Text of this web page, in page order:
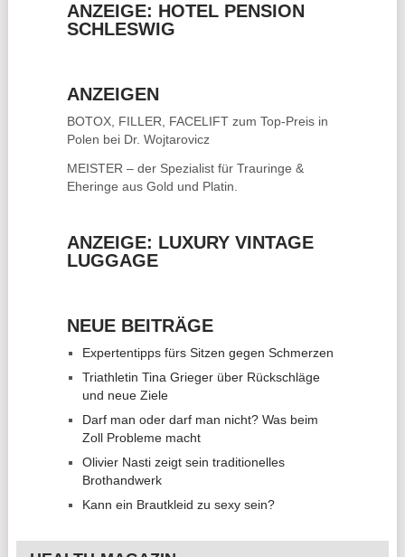
ANZEIGE: HOTEL PENSION
SCHLESWIG
ANZEIGEN
BOTOX, FILLER, FACELIFTzum Top-Preis in
Polen bei Dr. Wojtarovicz
MEISTER – der Spezialist für Trauringe &
Eheringe aus Gold und Platin.
ANZEIGE: LUXURY VINTAGE
LUGGAGE
NEUE BEITRÄGE
Expertentipps fürs Sitzen gegen Schmerzen
Triathletin Tina Grieger über Rückschläge
und neue Ziele
Darf man oder darf man nicht? Was beim
Zoll Probleme macht
Olivier Nasti zeigt sein traditionelles
Brothandwerk
Kann ein Brautkleid zu sexy sein?